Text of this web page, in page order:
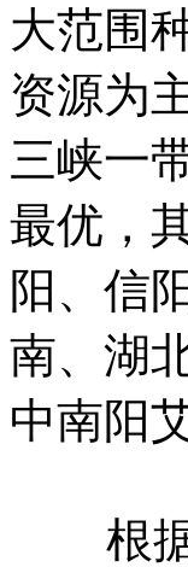
大范围
资源为
三峡一
最优，
阳、信
南、湖
中南阳
根据